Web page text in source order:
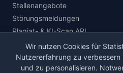
Stellenangebote
Störungsmeldungen
Plagiat- & KI-Scan API
Wir nutzen Cookies für
Nutzererfahrung zu verbessern
und zu personalisieren.